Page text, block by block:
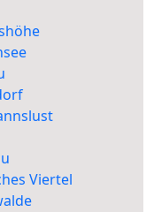
Viertel